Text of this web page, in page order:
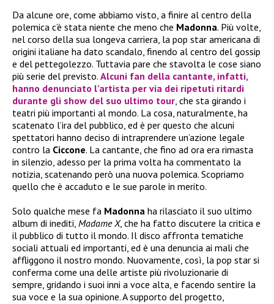
Da alcune ore, come abbiamo visto, a finire al centro della
polemica c’è stata niente che meno che Madonna. Più volte,
nel corso della sua longeva carriera, la pop star americana di
origini italiane ha dato scandalo, finendo al centro del gossip
e del pettegolezzo. Tuttavia pare che stavolta le cose siano
più serie del previsto. Alcuni fan della cantante, infatti,
hanno denunciato l’artista per via dei ripetuti ritardi
durante gli show del suo ultimo tour, che sta girando i
teatri più importanti al mondo. La cosa, naturalmente, ha
scatenato l’ira del pubblico, ed è per questo che alcuni
spettatori hanno deciso di intraprendere un’azione legale
contro la Ciccone. La cantante, che fino ad ora era rimasta
in silenzio, adesso per la prima volta ha commentato la
notizia, scatenando però una nuova polemica. Scopriamo
quello che è accaduto e le sue parole in merito.
Solo qualche mese fa Madonna ha rilasciato il suo ultimo
album di inediti, Madame X, che ha fatto discutere la critica e
il pubblico di tutto il mondo. Il disco affronta tematiche
sociali attuali ed importanti, ed è una denuncia ai mali che
affliggono il nostro mondo. Nuovamente, così, la pop star si
conferma come una delle artiste più rivoluzionarie di
sempre, gridando i suoi inni a voce alta, e facendo sentire la
sua voce e la sua opinione. A supporto del progetto,